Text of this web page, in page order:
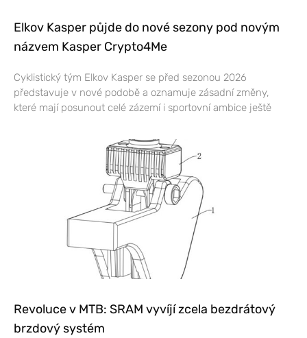
Elkov Kasper půjde do nové sezony pod novým
názvem Kasper Crypto4Me
Cyklistický tým Elkov Kasper se před sezonou 2026
představuje v nové podobě a oznamuje zásadní změny,
které mají posunout celé zázemí i sportovní ambice ještě
Revoluce v MTB: SRAM vyvíjí zcela bezdrátový
brzdový systém